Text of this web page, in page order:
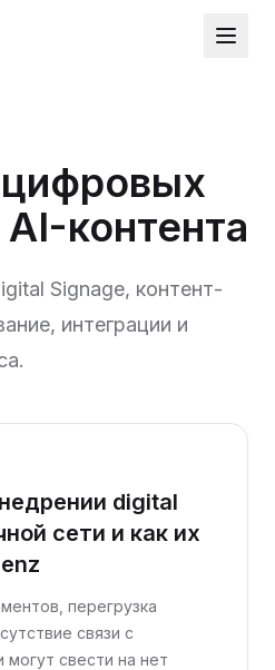
контента
Signage, контент-
интеграции и
digital
сети и как их
перегрузка
связи с
свести на нет